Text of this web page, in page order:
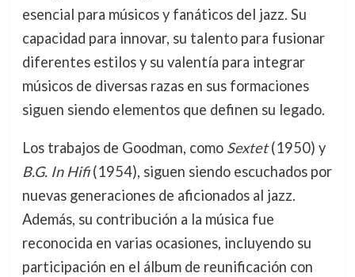
esencial para músicos y fanáticos del jazz. Su
capacidad para innovar, su talento para fusionar
diferentes estilos y su valentía para integrar
músicos de diversas razas en sus formaciones
siguen siendo elementos que definen su legado.
Los trabajos de Goodman, como Sextet(1950) y
B.G. In Hifi(1954), siguen siendo escuchados por
nuevas generaciones de aficionados al jazz.
Además, su contribución a la música fue
reconocida en varias ocasiones, incluyendo su
participación en el álbum de reunificación con